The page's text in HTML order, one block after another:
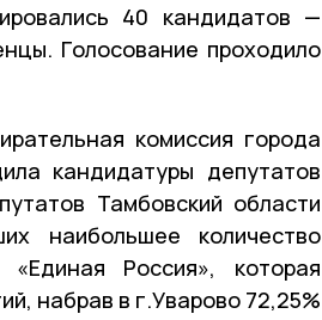
40 кандидатов —
Голосование проходило
комиссия города
кандидатуры депутатов
Тамбовский области
наибольшее количество
Россия», которая
набрав в г.Уварово 72,25%